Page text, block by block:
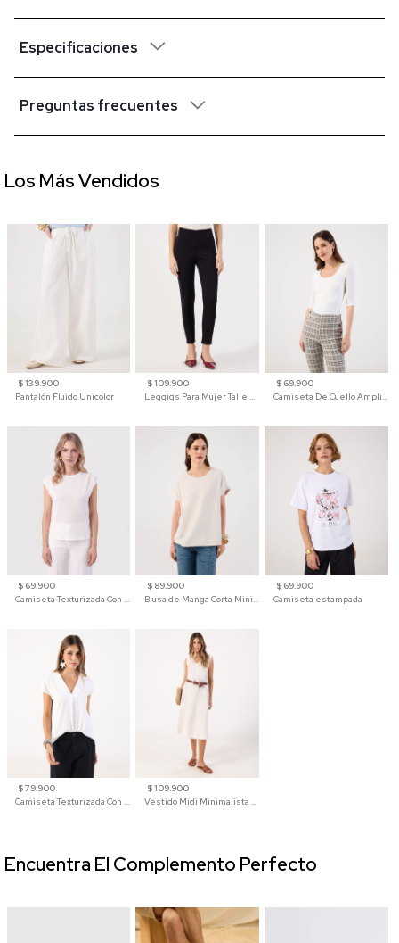
Especificaciones
Preguntas frecuentes
$ 139.900
Pantalón Fluido Unicolor
$ 109.900
Leggigs Para Mujer Talle Alto Liso
$ 69.900
Camiseta De Cuello Amplio Y Manga 3/4 Para Mujer
$ 69.900
Camiseta Texturizada Con Hombro Caído Para Mujer
$ 89.900
Blusa de Manga Corta Minimalista para Mujer
$ 69.900
Camiseta estampada
$ 79.900
Camiseta Texturizada Con Cuello En V Para Mujer
$ 109.900
Vestido Midi Minimalista De Silueta Amplia
Los Más Vendidos
Encuentra El Complemento Perfecto